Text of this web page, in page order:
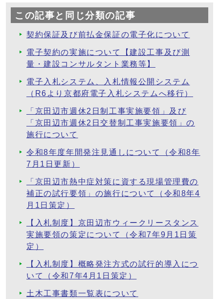
この記事と同じ分類の記事
契約保証及び前払金保証の電子化について
電子契約の実施について【建設工事及び測
量・建設コンサルタント業務等】
電子入札システム、入札情報公開システム
（R6より京都府電子入札システムへ移行）
「京田辺市週休2日制工事実施要領」及び
「京田辺市週休2日交替制工事実施要領」の
施行について
令和8年度年間発注見通しについて（令和8年
7月1日更新）
「京田辺市熱中症対策に資する現場管理費の
補正の試行要領」の施行について（令和8年4
月1日策定）
【入札制度】京田辺市ウィークリースタンス
実施要領の策定について（令和7年9月1日策
定）
【入札制度】概略発注方式の試行的導入につ
いて（令和7年4月1日策定）
土木工事書類一覧表について